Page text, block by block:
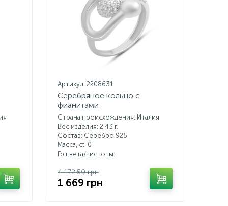
Артикул: 2208631
Серебряное кольцо с
фианитами
Страна происхождения: Италия
Вес изделия: 2,43 г.
Состав: Серебро 925
Масса, ct: 0
Гр.цвета/чистоты:
4 172.50 грн
1 669 грн